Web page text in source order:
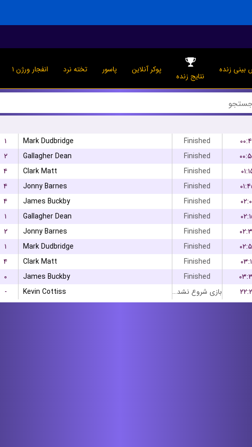
بینی زنده
نتایج زنده
پوکر آنلاین پاسور تخته نرد انفجار ورژن ۱
۱ Mark Dudbridge Finished
۲ Gallagher Dean Finished
۴ Clark Matt Finished
۴ Jonny Barnes Finished
۴ James Buckby Finished
۱ Gallagher Dean Finished
۲ Jonny Barnes Finished
۱ Mark Dudbridge Finished
۴ Clark Matt Finished
۰ James Buckby Finished
- Kevin Cottiss بازی شروع نشده است